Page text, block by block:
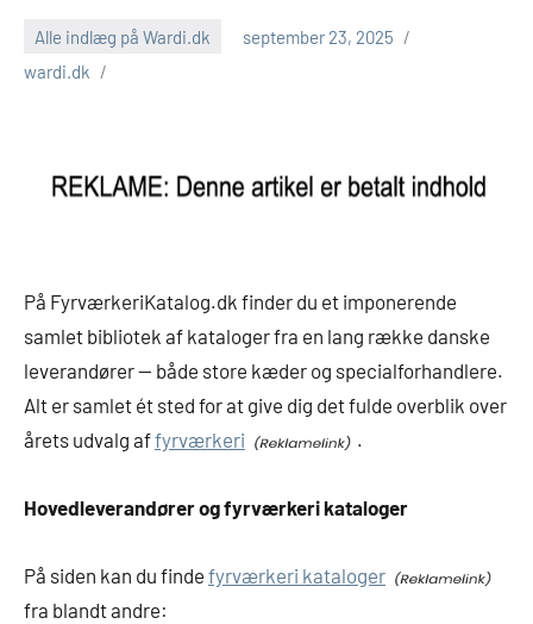
Alle indlæg på Wardi.dk
september 23, 2025
wardi.dk
På FyrværkeriKatalog.dk finder du et imponerende
samlet bibliotek af kataloger fra en lang række danske
leverandører — både store kæder og specialforhandlere.
Alt er samlet ét sted for at give dig det fulde overblik over
årets udvalg affyrværkeri .
Hovedleverandører og fyrværkeri kataloger
På siden kan du finde fyrværkeri kataloger
fra blandt andre: